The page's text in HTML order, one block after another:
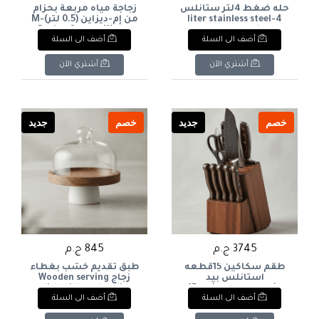
حله ضغط 4لتر ستانلس
4-liter stainless steel
pressure cooker
أضف الى السلة
أشتري الآن
زجاجة مياه مربعة بحزام
من إم-ديزاين (0.5 لتر)M-
Design Square Water
Bottle with Strap (0.5L
أضف الى السلة
أشتري الآن
خصم جديد
3745 ج.م
طقم سكاكين 15قطعه
استانلس بيد
piece stainless steel
knife set with wooden
أضف الى السلة
خصم جديد
845 ج.م
طبق تقديم خشب بغطاء
زجاج Wooden serving
dish with a glass lid
أضف الى السلة